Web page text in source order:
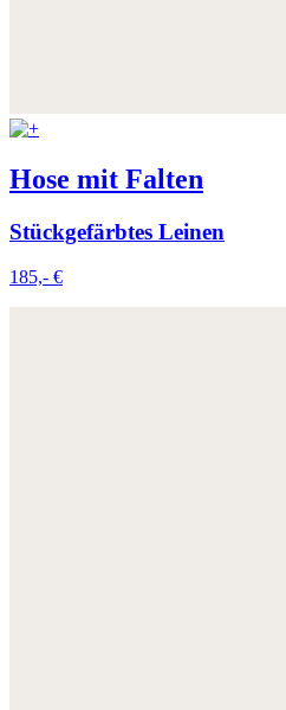
Hose mit Falten
Stückgefärbtes Leinen
185,- €